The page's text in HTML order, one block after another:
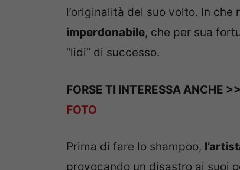
l’originalità del suo volto. In che
imperdonabile, che per sua
“lidi” di successo.
FORSE TI INTERESSA ANCHE
FOTO
Prima di fare lo shampoo,
provocando un disastro ai suoi